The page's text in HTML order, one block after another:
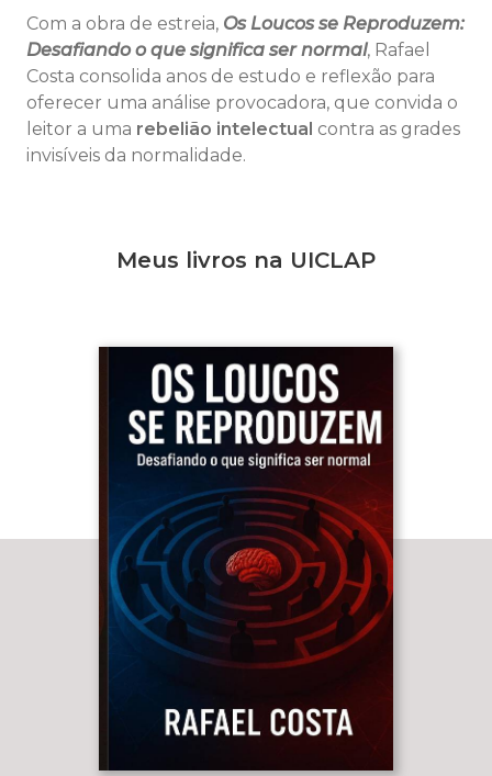
Com a obra de estreia, Os Loucos se Reproduzem:
Desafiando o que significa ser normal, Rafael
Costa consolida anos de estudo e reflexão para
oferecer uma análise provocadora, que convida o
leitor a uma rebelião intelectual contra as grades
invisíveis da normalidade.
Meus livros na UICLAP